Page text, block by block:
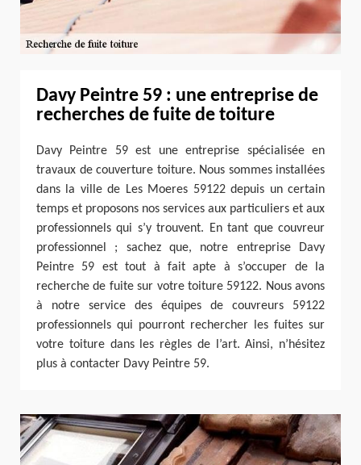
Davy Peintre 59 : une entreprise de
recherches de fuite de toiture
Davy Peintre 59 est une entreprise spécialisée en
travaux de couverture toiture. Nous sommes installées
dans la ville de Les Moeres 59122 depuis un certain
temps et proposons nos services aux particuliers et aux
professionnels qui s’y trouvent. En tant que couvreur
professionnel ; sachez que, notre entreprise Davy
Peintre 59 est tout à fait apte à s’occuper de la
recherche de fuite sur votre toiture 59122. Nous avons
à notre service des équipes de couvreurs 59122
professionnels qui pourront rechercher les fuites sur
votre toiture dans les règles de l’art. Ainsi, n’hésitez
plus à contacter Davy Peintre 59.